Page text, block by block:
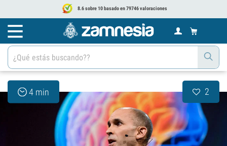
8.6 sobre 10 basado en 79746 valoraciones
4 min 2